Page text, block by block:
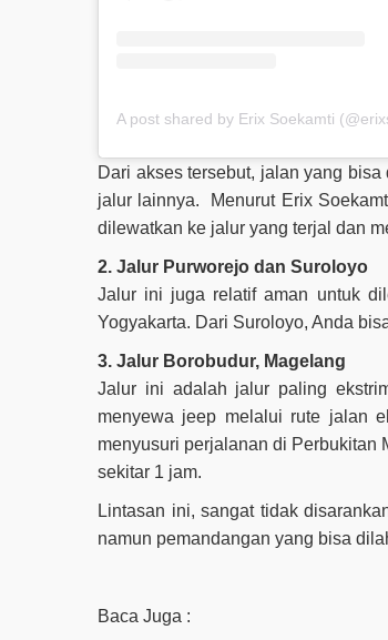
A post shared by Erix Soekamti
Dari akses tersebut, jalan yang
jalur lainnya. Menurut Erix
dilewatkan ke jalur yang terjal dan
2. Jalur Purworejo dan Suroloyo
Jalur ini juga relatif aman untuk
Yogyakarta. Dari Suroloyo, Anda
3. Jalur Borobudur, Magelang
Jalur ini adalah jalur paling
menyewa jeep melalui rute jalan
menyusuri perjalanan di Perbukitan
sekitar 1 jam.
Lintasan ini, sangat tidak
namun pemandangan yang bisa
Baca Juga :